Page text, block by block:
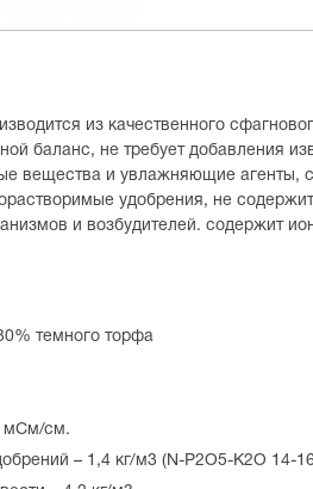
из качественного
баланс, не требует добавления
вещества и увлажняющие агенты,
удобрения, не
и возбудителей. содержит
темного торфа
мСм/см.
– 1,4 кг/м3 (N-P2O5-K2O 14-